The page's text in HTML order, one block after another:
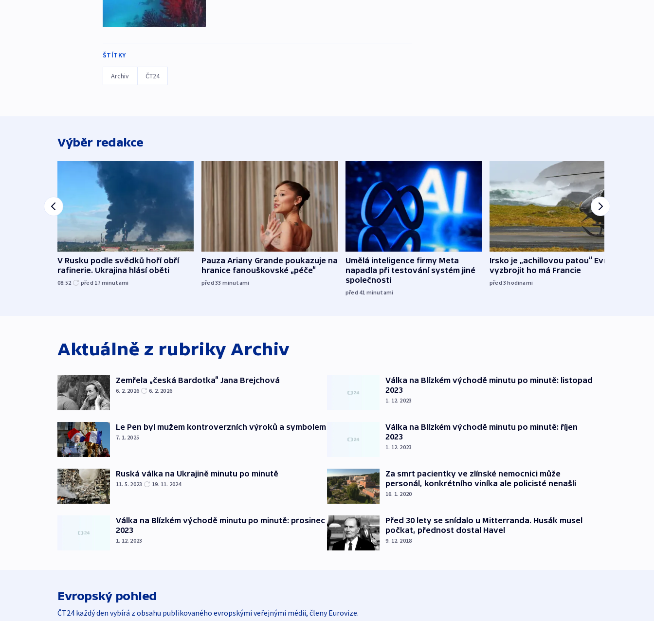
ŠTÍTKY
Archiv ČT24
Výběr redakce
V Rusku podle svědků hoří obří
rafinerie. Ukrajina hlásí oběti
08:52 před 17 minutami
Pauza Ariany Grande poukazuje na
hranice fanouškovské „péče“
před 33 minutami
Umělá inteligence firmy Meta
napadla při testování systém jiné
společnosti
před 41 minutami
Irsko je „achillovou patou“ Evropy,
vyzbrojit ho má Francie
před 3hodinami
Aktuálně z rubrikyArchiv
Zemřela „česká Bardotka“ Jana Brejchová
6. 2. 2026 6. 2. 2026
Le Pen byl mužem kontroverzních výroků a symbolem
7. 1. 2025
Ruská válka na Ukrajině minutu po minutě
11. 5. 2023 19. 11. 2024
Válka na Blízkém východě minutu po minutě: prosinec
2023
1. 12. 2023
Válka na Blízkém východě minutu po minutě: listopad
2023
1. 12. 2023
Válka na Blízkém východě minutu po minutě: říjen
2023
1. 12. 2023
Za smrt pacientky ve zlínské nemocnici může
personál, konkrétního viníka ale policisté nenašli
16. 1. 2020
Před 30 lety se snídalo u Mitterranda. Husák musel
počkat, přednost dostal Havel
9. 12. 2018
Evropský pohled
ČT24 každý den vybírá z obsahu publikovaného evropskými veřejnými médii, členy Eurovize.